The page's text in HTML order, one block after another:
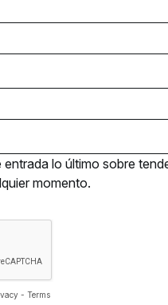
entrada lo último sobre
momento.
- Terms